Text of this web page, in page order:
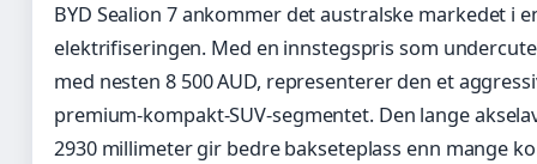
BYD Sealion 7 ankommer det australske markedet i
elektrifiseringen. Med en innstegspris som
med nesten 8 500 AUD, representerer den et
premium-kompakt-SUV-segmentet. Den lange
2930 millimeter gir bedre bakseteplass enn mange